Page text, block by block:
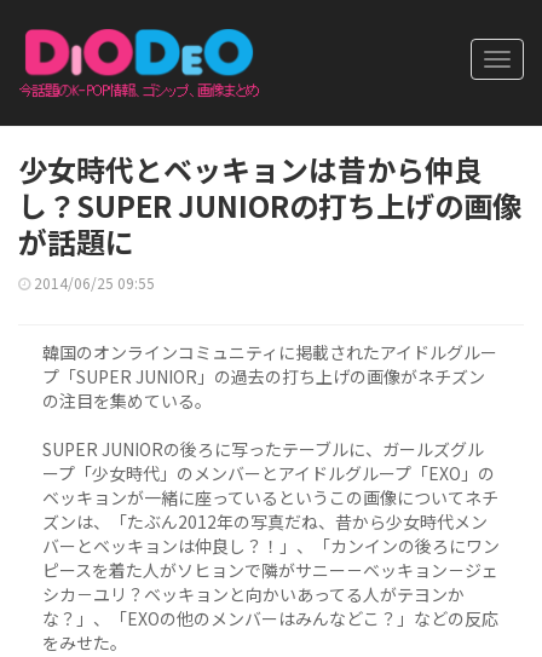
少女時代とベッキョンは昔から仲良
し？SUPER JUNIORの打ち上げの画像
が話題に
2014/06/25 09:55
韓国のオンラインコミュニティに掲載されたアイドルグルー
プ「SUPER JUNIOR」の過去の打ち上げの画像がネチズン
の注目を集めている。
SUPER JUNIORの後ろに写ったテーブルに、ガールズグル
ープ「少女時代」のメンバーとアイドルグループ「EXO」の
ベッキョンが一緒に座っているというこの画像についてネチ
ズンは、「たぶん2012年の写真だね、昔から少女時代メン
バーとベッキョンは仲良し？！」、「カンインの後ろにワン
ピースを着た人がソヒョンで隣がサニー－ベッキョン－ジェ
シカ－ユリ？ベッキョンと向かいあってる人がテヨンか
な？」、「EXOの他のメンバーはみんなどこ？」などの反応
をみせた。